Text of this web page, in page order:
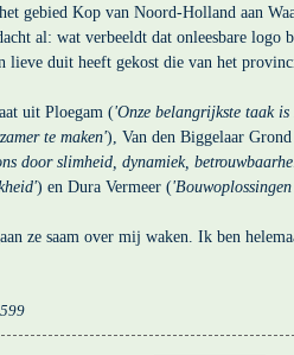
gebied Kop van Noord-Holland aan
al: wat verbeeldt dat onleesbare logo
lieve duit heeft gekost die van het
uit Ploegam ('Onze belangrijkste taak
te maken'), Van den Biggelaar
door slimheid, dynamiek,
) en Dura Vermeer (
ze saam over mij waken. Ik ben